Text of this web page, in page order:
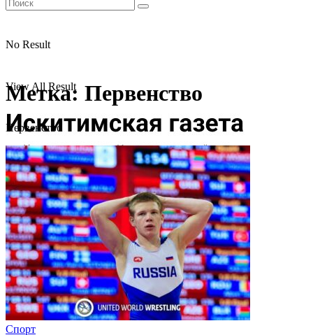
No Result
View All Result
Метка: Первенство
Первенство
Спорт